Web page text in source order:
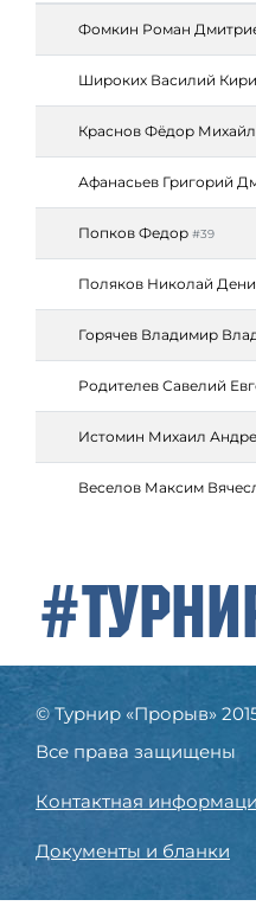
Фомкин Роман
Широких Василий
Краснов Фёдор
Афанасьев Григорий
Попков Федор #39
Поляков Николай
Горячев Владимир
Родителев Савелий
Истомин Михаил
Веселов Максим
© Турнир «Прорыв»
Все права защищены
Контактная
Документы и бланки